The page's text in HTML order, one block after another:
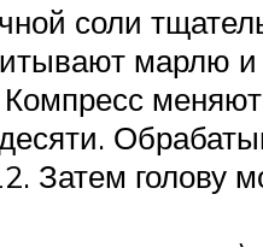
соли
марлю
меняют
Затем голову